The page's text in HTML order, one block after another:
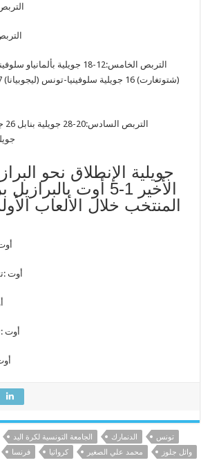
التربص
التربص
التربص السادس:20-28 جويلية بنابل 26 جويلية تونس-اليونان بنابل
28
الأخير 1-5 أوت
المنتخب خلال الألعاب
7
9 أوت
13
15
الجامعة التونسية لكرة اليد الدنمارك
تونس
فرنسا كرواتيا محمد علي الصغير وائل جلوز